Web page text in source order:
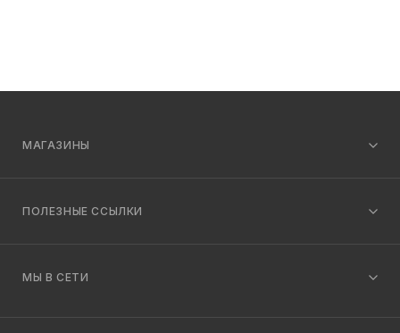
МАГАЗИНЫ
ПОЛЕЗНЫЕ ССЫЛКИ
МЫ В СЕТИ